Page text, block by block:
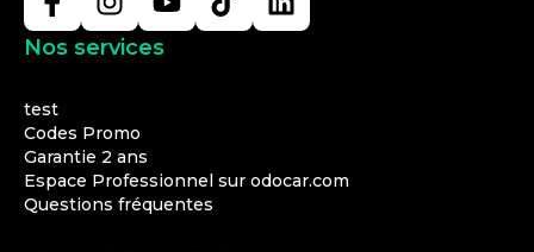
Nos services
test
Codes Promo
Garantie 2 ans
Espace Professionnel sur odocar.com
Questions fréquentes